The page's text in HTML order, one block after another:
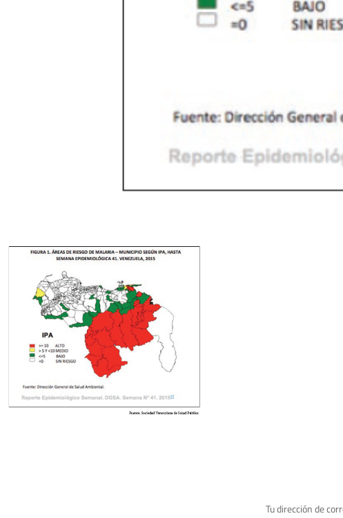
Tu dirección de